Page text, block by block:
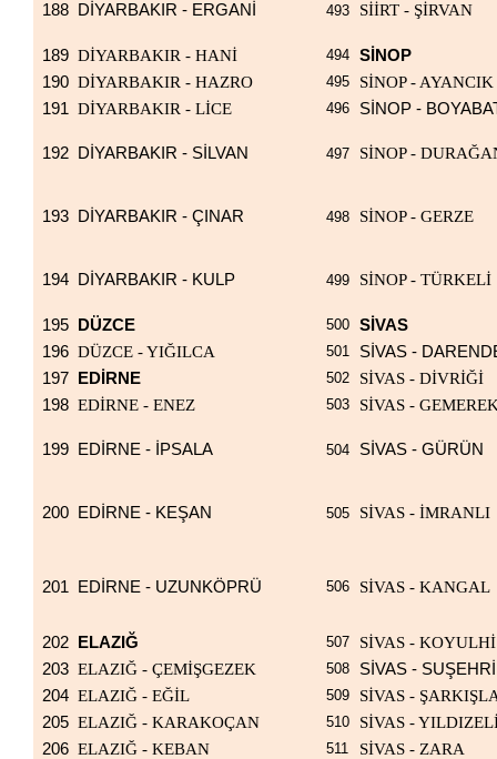
188 DİYARBAKIR - ERGANİ 493 SİİRT - ŞİRVAN
189 DİYARBAKIR - HANİ 494
SİNOP
190 DİYARBAKIR - HAZRO 495
SİNOP - AYANCIK
191 DİYARBAKIR - LİCE 496 SİNOP -
192 DİYARBAKIR - SİLVAN 497 SİNOP -
193 DİYARBAKIR - ÇINAR 498 SİNOP - GERZE
194 DİYARBAKIR - KULP 499 SİNOP - TÜRKELİ
195 DÜZCE 500
SİVAS
196 DÜZCE - YIĞILCA 501
SİVAS -
197
EDİRNE 502
SİVAS - DİVRİĞİ
198 EDİRNE - ENEZ 503 SİVAS -
199 EDİRNE - İPSALA 504 SİVAS - GÜRÜN
200 EDİRNE - KEŞAN 505 SİVAS - İMRANLI
201 EDİRNE - UZUNKÖPRÜ 506 SİVAS - KANGAL
202 ELAZIĞ 507
SİVAS -
203 ELAZIĞ - ÇEMİŞGEZEK 508
SİVAS - SUŞEHRİ
204 ELAZIĞ - EĞİL 509
SİVAS -
205 ELAZIĞ - KARAKOÇAN 510
SİVAS -
206 ELAZIĞ - KEBAN 511
SİVAS - ZARA